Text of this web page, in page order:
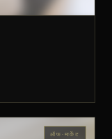
ऑफ-मार्केट